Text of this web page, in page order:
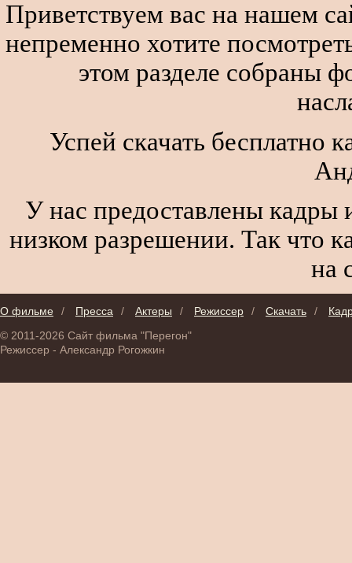
Приветствуем вас на нашем
непременно хотите
этом разделе собраны
Успей скачать бесплатно
У нас предоставлены кадры
низком разрешении. Так что
на
О фильме / Пресса / Актеры / Режиссер / Скачать /
© 2011-2026 Сайт фильма "Перегон"
Режиссер - Александр Рогожкин